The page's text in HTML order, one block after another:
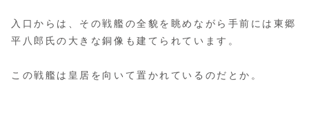
入口からは、その戦艦の全貌を眺めながら手前には東郷
平八郎氏の大きな銅像も建てられています。
この戦艦は皇居を向いて置かれているのだとか。